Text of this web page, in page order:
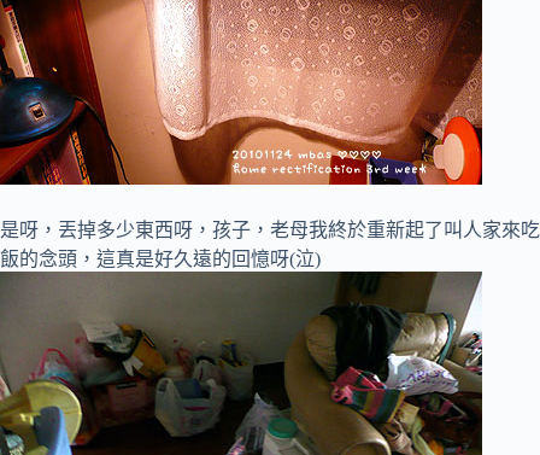
是呀，丟掉多少東西呀，孩子，老母我終於重新起了叫人家來吃
飯的念頭，這真是好久遠的回憶呀(泣)